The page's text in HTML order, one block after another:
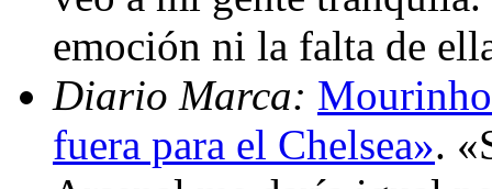
emoción ni la falta de
Diario Marca:
fuera para el Chelsea».